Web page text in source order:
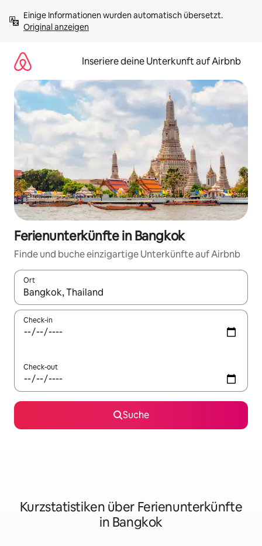
Inhalten
springenOriginal anzeigen
Inseriere deine Unterkunft auf Airbnb
Ferienunterkünfte in Bangkok
Finde und buche einzigartige Unterkünfte auf Airbnb
Ort
Wenn Ergebnisse verfügbar sind, navigiere mit den
Check-in
Check-out
Suche
Kurzstatistiken über Ferienunterkünfte
in Bangkok